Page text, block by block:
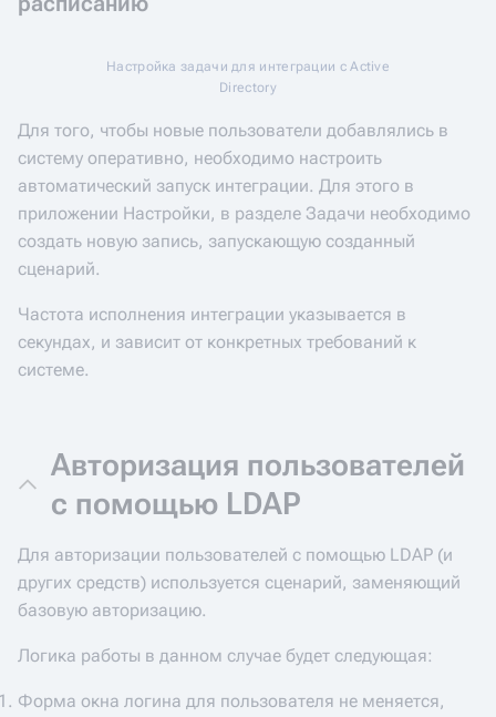
Настройка задачи для интеграции с Active
Directory
Для того, чтобы новые пользователи добавлялись в
систему оперативно, необходимо настроить
автоматический запуск интеграции. Для этого в
приложении Настройки, в разделе Задачи необходимо
создать новую запись, запускающую созданный
сценарий.
Частота исполнения интеграции указывается в
секундах, и зависит от конкретных требований к
системе.
Авторизация пользователей
с помощью LDAP
Для авторизации пользователей с помощью LDAP (и
других средств) используется сценарий, заменяющий
базовую авторизацию.
Логика работы в данном случае будет следующая:
Форма окна логина для пользователя не меняется,